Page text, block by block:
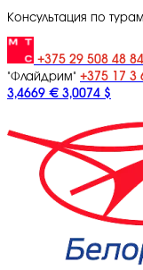
Консультация по турам
+375 29 508 48 84
"Флайдрим" +375 17 3
3,4669 € 3,0074 $